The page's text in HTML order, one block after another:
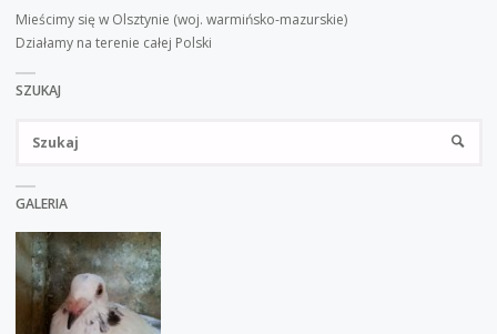
Mieścimy się w Olsztynie (woj. warmińsko-mazurskie)
Działamy na terenie całej Polski
SZUKAJ
GALERIA